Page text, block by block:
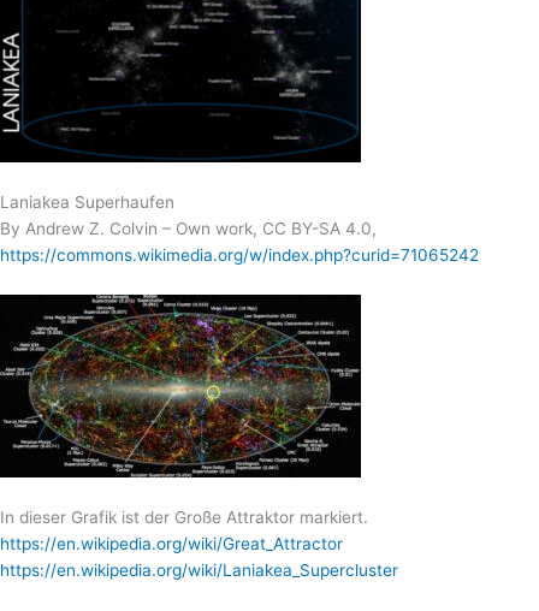
Laniakea Superhaufen
By Andrew Z. Colvin – Own work, CC BY-SA 4.0,
https://commons.wikimedia.org/w/index.php?curid=71065242
In dieser Grafik ist der Große Attraktor markiert.
https://en.wikipedia.org/wiki/Great_Attractor
https://en.wikipedia.org/wiki/Laniakea_Supercluster